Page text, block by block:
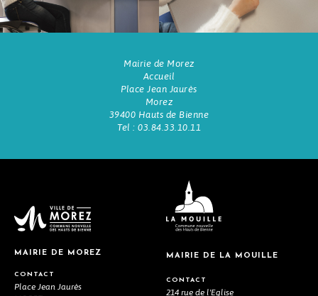
Mairie de Morez
Accueil
Place Jean Jaurès
Morez
39400 Hauts de Bienne
Tel : 03.84.33.10.11
MAIRIE DE MOREZ
CONTACT
Place Jean Jaurès
MAIRIE DE LA MOUILLE
CONTACT
214 rue de l'Eglise